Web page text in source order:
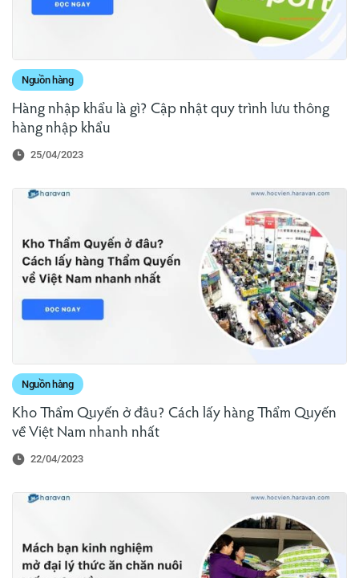
Nguồn hàng
Hàng nhập khẩu là gì? Cập nhật quy trình lưu thông
hàng nhập khẩu
25/04/2023
Nguồn hàng
Kho Thẩm Quyến ở đâu? Cách lấy hàng Thẩm Quyến
về Việt Nam nhanh nhất
22/04/2023